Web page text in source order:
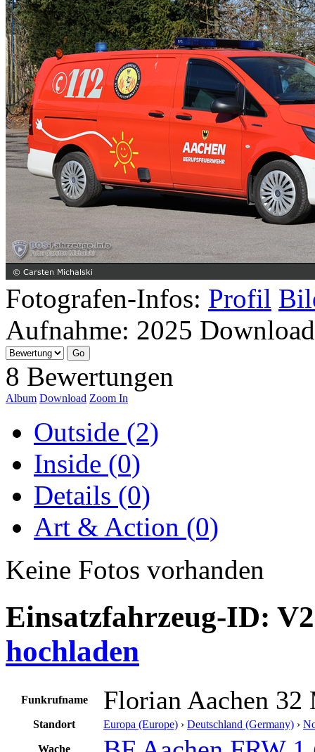
Fotografen-Infos: Profil
Aufnahme: 2025
8 Bewertungen
Album Download Zoom In
Outside (2)
Inside (0)
Details (0)
Art & Action (0)
Keine Fotos vorhanden
Einsatzfahrzeug-ID:
hochladen
Funkrufname Florian Aachen 32
Standort Europa (Europe) › Deutschland (Germany) ›
Wache